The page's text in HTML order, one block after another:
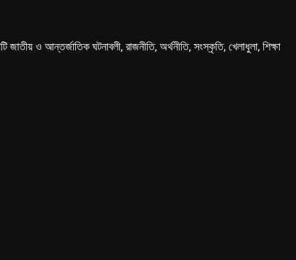
ও আন্তর্জাতিক ঘটনাবলী, রাজনীতি, অর্থনীতি, সংস্কৃতি, খেলাধুলা, শিক্ষা